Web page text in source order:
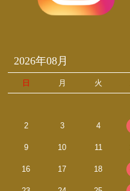
2026年08月
日 月 火
2 3 4
9 10 11
16 17 18